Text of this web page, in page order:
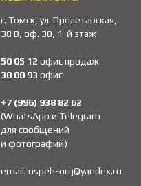
г. Томск, ул. Пролетарская,
38 В, оф. 38, 1-й этаж
50 05 12 офис продаж
30 00 93 офис
+7 (996) 938 82 62
(WhatsApp и Telegram
для сообщений
и фотографий)
email: uspeh-org@yandex.ru